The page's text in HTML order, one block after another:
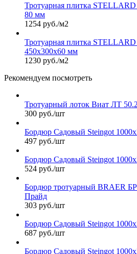
Тротуарная плитка STELLARD
80 мм
1254 руб./м2
Тротуарная плитка
450х300х60 мм
1230 руб./м2
Рекомендуем посмотреть
Тротуарный лоток Виат ЛТ
300 руб./шт
Бордюр Садовый Steingot
497 руб./шт
Бордюр Садовый Steingot
524 руб./шт
Бордюр тротуарный BRAER
Прайд
303 руб./шт
Бордюр Садовый Steingot
687 руб./шт
Бордюр Садовый Steingot